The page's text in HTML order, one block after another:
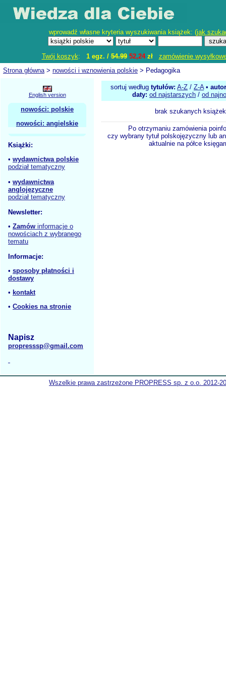
wprowadź własne kryteria wyszukiwania książek: (jak
Twój koszyk: 1 egz. /54.99 52,24zł
zamówienie
Strona główna> nowości i wznowienia polskie > Pedagogika
English version
nowości: polskie
nowości: angielskie
Książki:
• wydawnictwa polskie
podział tematyczny
• wydawnictwa
anglojęzyczne
podział tematyczny
Newsletter:
• Zamów informacje o
nowościach z wybranego
tematu
Informacje:
• sposoby płatności i
dostawy
• kontakt
• Cookies na stronie
Napisz
propresssp@gmail.com
sortuj według tytułów: A-Z / Z-A•
daty: od najstarszych / od
brak szukanych książek
Po otrzymaniu zamówienia
czy wybrany tytuł polskojęzyczny lub
aktualnie na półce
Wszelkie prawa zastrzeżone PROPRESS sp. z o.o. 2012-